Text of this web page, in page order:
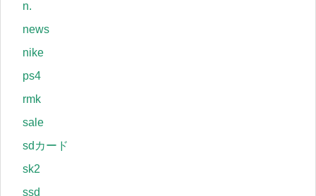
n.
news
nike
ps4
rmk
sale
sdカード
sk2
ssd